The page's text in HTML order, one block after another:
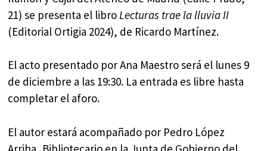
21) se presenta el libroLecturas trae la lluvia II
(Editorial Ortigia 2024), de Ricardo Martínez.
El acto presentado por Ana Maestro será el lunes 9
de diciembre a las 19:30. La entrada es libre hasta
completar el aforo.
El autor estará acompañado por Pedro López